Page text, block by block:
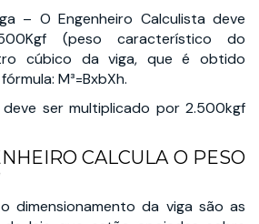
– O Engenheiro Calculista deve
(peso característico do
cúbico da viga, que é obtido
M³=BxbXh.
ser multiplicado por 2.500kgf
CALCULA O PESO
dimensionamento da viga são as